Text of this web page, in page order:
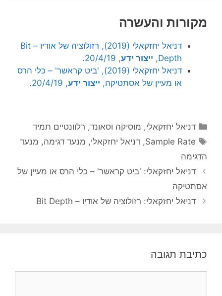
מקורות והעשרה
דניאל יחזקאלי (2019), רזולוציה של אודיו – Bit
Depth, ייצור ידע, 20/4/19.
דניאל יחזקאלי (2019), 'ביט קראשר' – כלי הרס
או מעיין של אסתטיקה, ייצור ידע, 20/4/19.
קטגוריות
דניאל יחזקאלי, מוסיקה וסאונד, רלוונטיים תמיד
תגיות
Sample Rate
,דניאל יחזקאלי, מנעד דגימה, מנעד
הדגימה
דניאל יחזקאלי: 'ביט קראשר' – כלי הרס או מעיין של
אסתטיקה
דניאל יחזקאלי: רזולוציה של אודיו – Bit Depth
כתיבת תגובה